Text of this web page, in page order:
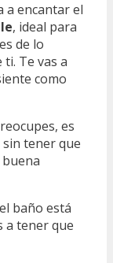
a encantar el
, ideal para
de lo
Te vas a
como
es
tener que
baño está
a tener que